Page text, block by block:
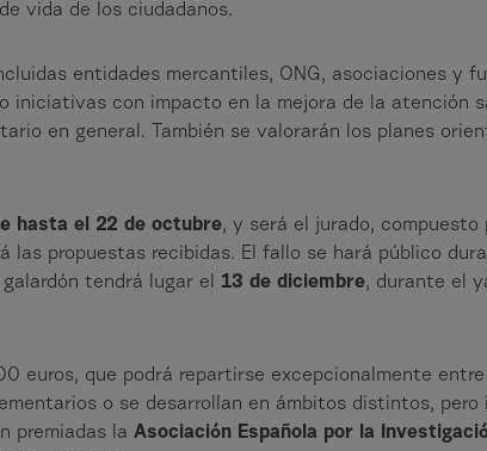
vida de los ciudadanos.
entidades mercantiles, ONG, asociaciones y
iniciativas con impacto en la mejora de la atención
en general. También se valorarán los planes
hasta el 22 de octubre, y será el jurado, compuesto
las propuestas recibidas. El fallo se hará público
tendrá lugar el 13 de diciembre, durante el
euros, que podrá repartirse excepcionalmente
o se desarrollan en ámbitos distintos, pero
premiadas la Asociación Española por la